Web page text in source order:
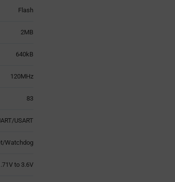
Flash
2MB
640kB
120MHz
83
USART
Watchdog
to 3.6V